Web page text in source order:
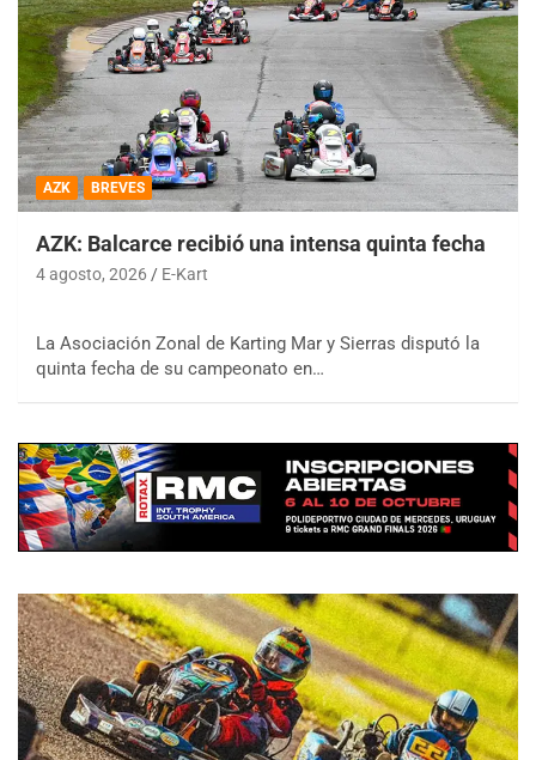
AZK BREVES
AZK: Balcarce recibió una intensa quinta fecha
4 agosto, 2026 E-Kart
La Asociación Zonal de Karting Mar y Sierras disputó la
quinta fecha de su campeonato en…